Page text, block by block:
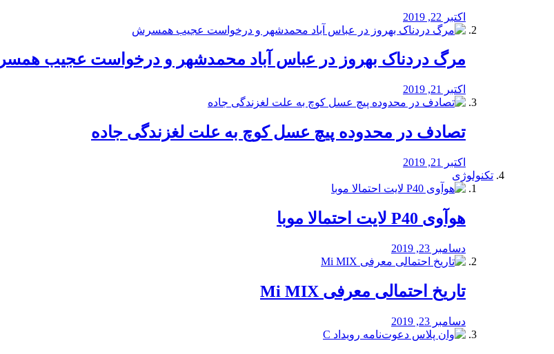
اکتبر 22, 2019
مرگ دردناک بهروز در عباس آباد محمدشهر و درخواست عجیب
اکتبر 21, 2019
تصادف در محدوده پیچ عسل کوچ به علت لغزندگی جاده
اکتبر 21, 2019
تکنولوژی
هوآوی P40 لایت احتمالا موبا
دسامبر 23, 2019
تاریخ احتمالی معرفی Mi MIX
دسامبر 23, 2019